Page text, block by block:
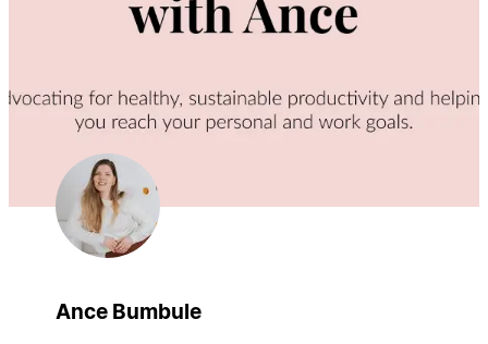
Ance Bumbule